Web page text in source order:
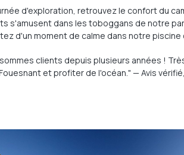
d'exploration, retrouvez le confort du
s'amusent dans les toboggans de notre
d'un moment de calme dans notre
clients depuis plusieurs années !
et profiter de l'océan." — Avis